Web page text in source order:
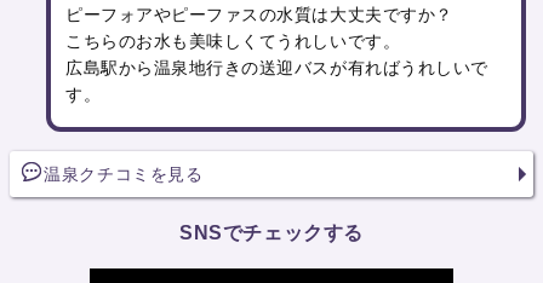
ピーフォアやピーファスの水質は大丈夫ですか？
こちらのお水も美味しくてうれしいです。
広島駅から温泉地行きの送迎バスが有ればうれしいで
す。
温泉クチコミを見る
SNSでチェックする